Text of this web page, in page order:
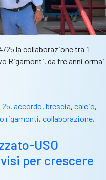
25 la collaborazione tra il
Rigamonti, da tre anni ormai
, accordo, brescia, calcio,
rigamonti, collaborazione,
USO
per crescere